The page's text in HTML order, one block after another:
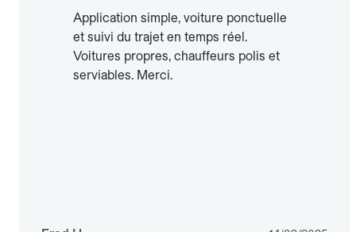
Application simple, voiture ponctuelle
et suivi du trajet en temps réel.
Voitures propres, chauffeurs polis et
serviables. Merci.